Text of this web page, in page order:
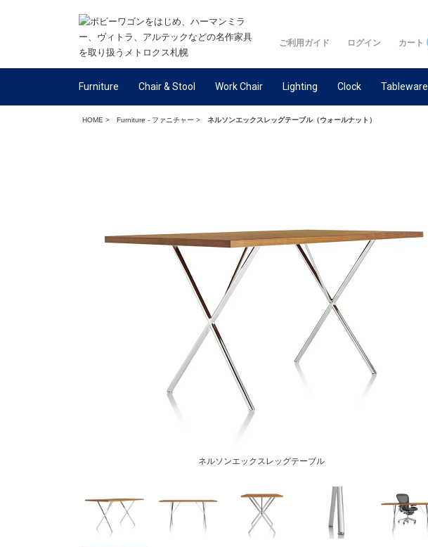
ご利用ガイド ログイン カート
Furniture Chair & Stool Work Chair Lighting Clock Tableware
HOME > Furniture - ファニチャー > ネルソンエックスレッグテーブル（ウォールナット）
ネルソンエックスレッグテーブル